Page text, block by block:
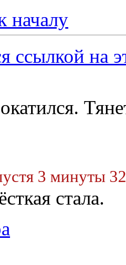
началу
3 минуты
стала.